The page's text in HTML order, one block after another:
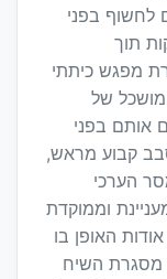
לחשוף בפני
תוך
מפגש כיתתי
של
אותם בפני
קבוע מראש,
הערכי
וממוקדת
האופן בו
מסגרת השיח